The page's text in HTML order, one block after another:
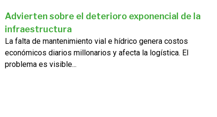
Advierten sobre el deterioro exponencial de la
infraestructura
La falta de mantenimiento vial e hídrico genera costos
económicos diarios millonarios y afecta la logística. El
problema es visible...